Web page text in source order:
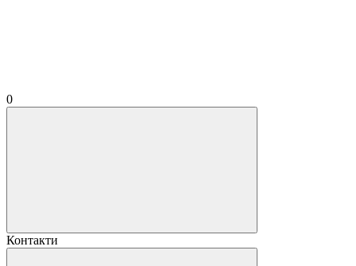
0
Контакти